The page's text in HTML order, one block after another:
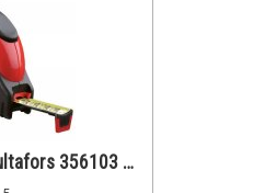
Hultafors BT 5, Hultafors 356103 Båndmål 5 m, KL 1